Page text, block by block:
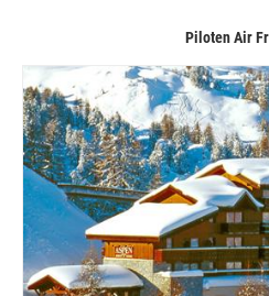
Piloten Air